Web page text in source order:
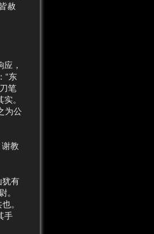
赦
，
“东
笔
。
为公
教
犹有
。
。
手